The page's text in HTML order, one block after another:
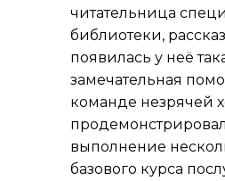
читательница
библиотеки,
появилась у неё
замечательная
команде незрячей
выполнение
базового курса